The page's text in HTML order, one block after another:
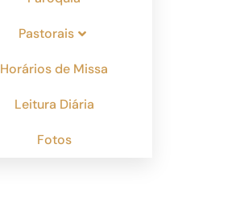
Pastorais
Horários de Missa
Leitura Diária
Fotos